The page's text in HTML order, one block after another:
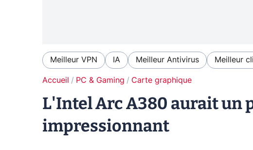
Meilleur VPN IA Meilleur Antivirus Meilleur
Accueil PC & Gaming Carte graphique
L'Intel Arc A380 aurait un
impressionnant